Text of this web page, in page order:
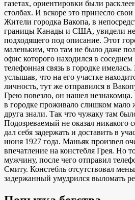
газетах, ориентировки были
столбах. И вскоре это принесло
Жители городка Вакопа, в
границы Канады и США, увидели
подходящего под описание. Этот
маленьким, что там не было даже
офис которого находился в
телефонная связь в городке
услышав, что на его участке
личность, тут же отправился в
Грею повезло, он нашел незнакомца.
в городке проживало слишком мало
друга знали. Так что чужаку там
Подозреваемый не оказал никакого
дал себя задержать и доставить в
июня 1927 года. Маньяк произвел
впечатление на констебля Грея. Но
мужчину, после чего отправил
Смиту. Констебль отсутствовал
задержанный умудрился выломать